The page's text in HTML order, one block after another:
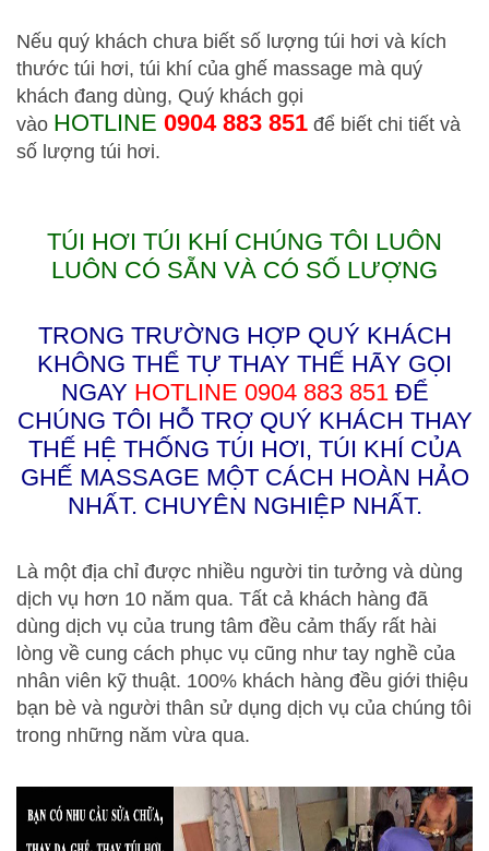
Nếu quý khách chưa biết số lượng túi hơi và kích
thước túi hơi, túi khí của ghế massage mà quý
khách đang dùng, Quý khách gọi
vào HOTLINE 0904 883 851 để biết chi tiết và
số lượng túi hơi.
TÚI HƠI TÚI KHÍ CHÚNG TÔI LUÔN
LUÔN CÓ SẴN VÀ CÓ SỐ LƯỢNG
TRONG TRƯỜNG HỢP QUÝ KHÁCH
KHÔNG THỂ TỰ THAY THẾ HÃY GỌI
NGAY HOTLINE 0904 883 851ĐỂ
CHÚNG TÔI HỖ TRỢ QUÝ KHÁCH THAY
THẾ HỆ THỐNG TÚI HƠI, TÚI KHÍ CỦA
GHẾ MASSAGE MỘT CÁCH HOÀN HẢO
NHẤT. CHUYÊN NGHIỆP NHẤT.
Là một địa chỉ được nhiều người tin tưởng và dùng
dịch vụ hơn 10 năm qua. Tất cả khách hàng đã
dùng dịch vụ của trung tâm đều cảm thấy rất hài
lòng về cung cách phục vụ cũng như tay nghề của
nhân viên kỹ thuật. 100% khách hàng đều giới thiệu
bạn bè và người thân sử dụng dịch vụ của chúng tôi
trong những năm vừa qua.